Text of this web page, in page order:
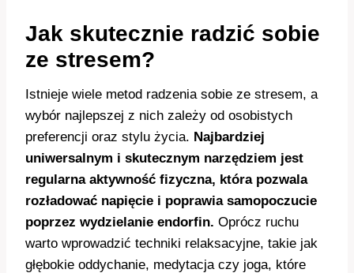
Jak skutecznie radzić sobie
ze stresem?
Istnieje wiele metod radzenia sobie ze stresem, a
wybór najlepszej z nich zależy od osobistych
preferencji oraz stylu życia. Najbardziej
uniwersalnym i skutecznym narzędziem jest
regularna aktywność fizyczna, która pozwala
rozładować napięcie i poprawia samopoczucie
poprzez wydzielanie endorfin. Oprócz ruchu
warto wprowadzić techniki relaksacyjne, takie jak
głębokie oddychanie, medytacja czy joga, które